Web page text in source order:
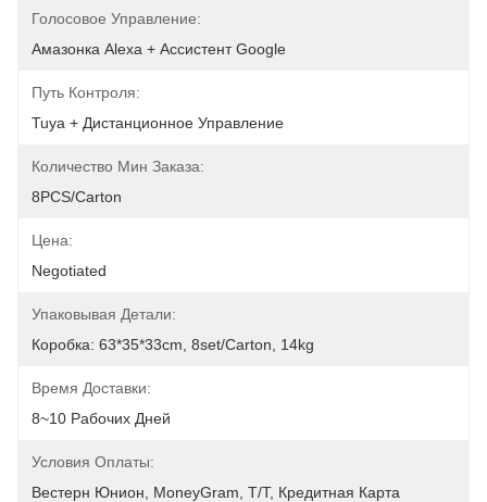
Голосовое Управление:
Амазонка Alexa + Ассистент Google
Путь Контроля:
Tuya + Дистанционное Управление
Количество Мин Заказа:
8PCS/Carton
Цена:
Negotiated
Упаковывая Детали:
Коробка: 63*35*33cm, 8set/carton, 14kg
Время Доставки:
8~10 Рабочих Дней
Условия Оплаты:
Вестерн Юнион, MoneyGram, T/T, Кредитная Карта